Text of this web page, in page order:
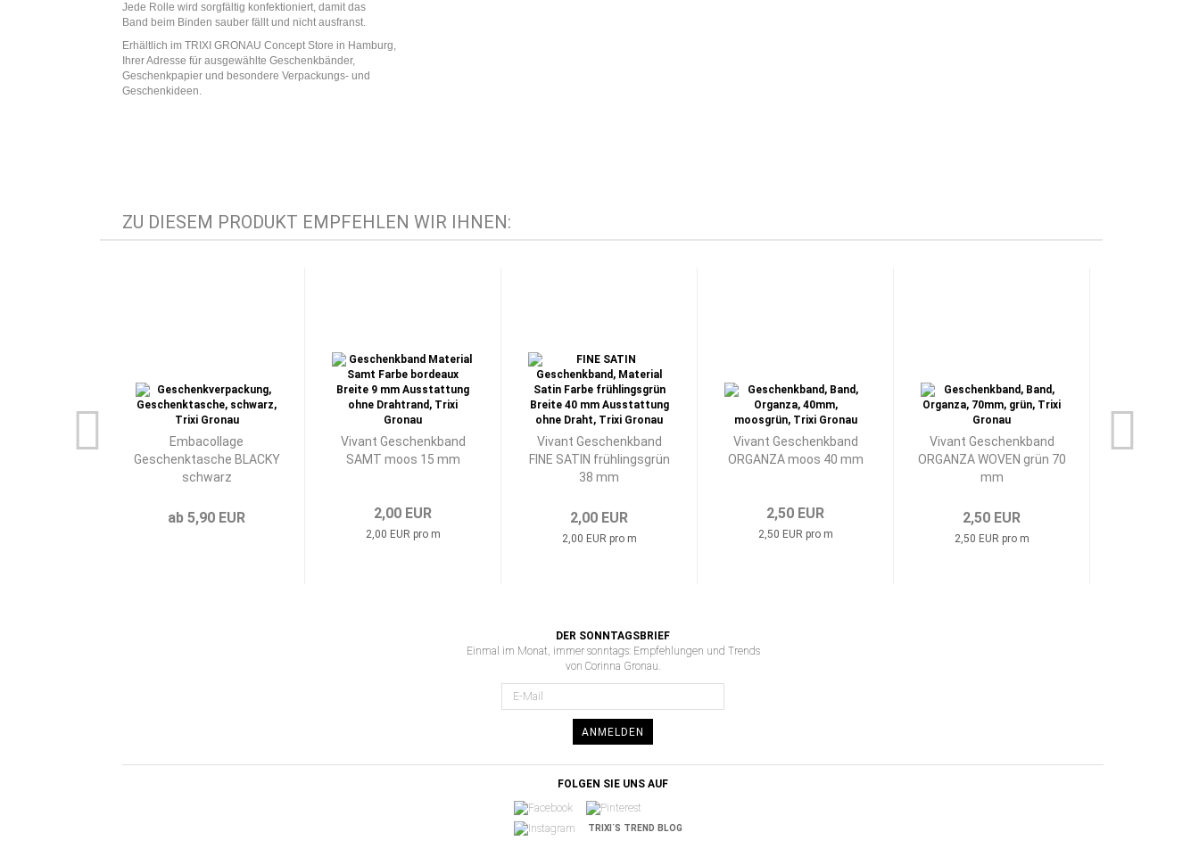
Jede Rolle wird sorgfältig konfektioniert, damit das
Band beim Binden sauber fällt und nicht ausfranst.
Erhältlich im TRIXI GRONAU Concept Store in Hamburg,
Ihrer Adresse für ausgewählte Geschenkbänder,
Geschenkpapier und besondere Verpackungs- und
Geschenkideen.
ZU DIESEM PRODUKT EMPFEHLEN WIR IHNEN:
Embacollage
Geschenktasche BLACKY
schwarz
ab 5,90 EUR
Vivant Geschenkband
SAMT moos 15 mm
2,00 EUR
2,00 EUR pro m
Vivant Geschenkband
FINE SATIN frühlingsgrün
38 mm
2,00 EUR
2,00 EUR pro m
Vivant Geschenkband
ORGANZA moos 40 mm
2,50 EUR
2,50 EUR pro m
Vivant Geschenkband
ORGANZA WOVEN grün 70
mm
2,50 EUR
2,50 EUR pro m
DER SONNTAGSBRIEF
Einmal im Monat, immer sonntags: Empfehlungen und Trends
von Corinna Gronau.
ANMELDEN
FOLGEN SIE UNS AUF
TRIXI´S TREND BLOG